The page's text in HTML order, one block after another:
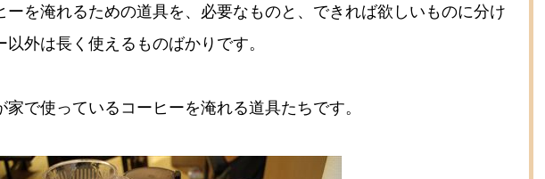
ーを淹れるための道具を、必要なものと、できれば欲しいものに分け
外は長く使えるものばかりです。
で使っているコーヒーを淹れる道具たちです。